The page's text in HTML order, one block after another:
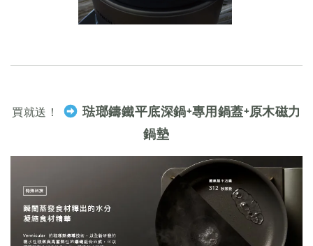
買就送！
琺瑯鑄鐵平底深鍋+專用鍋蓋+原木磁力
鍋墊